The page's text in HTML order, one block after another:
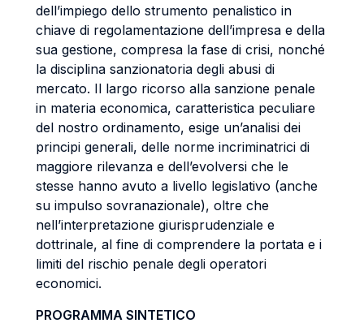
dell’impiego dello strumento penalistico in
chiave di regolamentazione dell’impresa e della
sua gestione, compresa la fase di crisi, nonché
la disciplina sanzionatoria degli abusi di
mercato. Il largo ricorso alla sanzione penale
in materia economica, caratteristica peculiare
del nostro ordinamento, esige un’analisi dei
principi generali, delle norme incriminatrici di
maggiore rilevanza e dell’evolversi che le
stesse hanno avuto a livello legislativo (anche
su impulso sovranazionale), oltre che
nell’interpretazione giurisprudenziale e
dottrinale, al fine di comprendere la portata e i
limiti del rischio penale degli operatori
economici.
PROGRAMMA SINTETICO